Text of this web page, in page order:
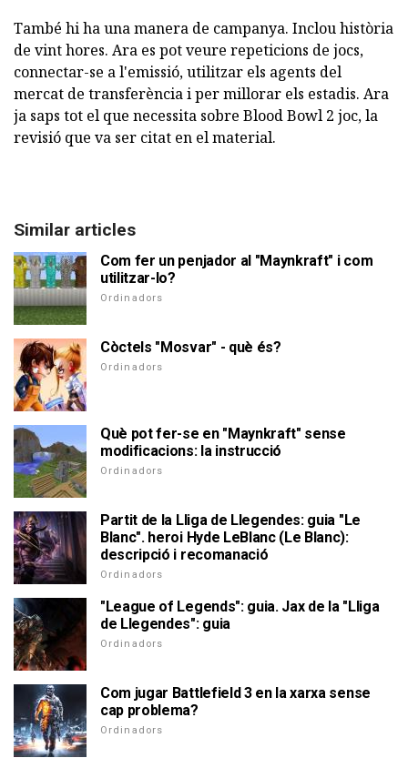
També hi ha una manera de campanya. Inclou història
de vint hores. Ara es pot veure repeticions de jocs,
connectar-se a l'emissió, utilitzar els agents del
mercat de transferència i per millorar els estadis. Ara
ja saps tot el que necessita sobre Blood Bowl 2 joc, la
revisió que va ser citat en el material.
Similar articles
Com fer un penjador al "Maynkraft" i com
utilitzar-lo?
Ordinadors
Còctels "Mosvar" - què és?
Ordinadors
Què pot fer-se en "Maynkraft" sense
modificacions: la instrucció
Ordinadors
Partit de la Lliga de Llegendes: guia "Le
Blanc". heroi Hyde LeBlanc (Le Blanc):
descripció i recomanació
Ordinadors
"League of Legends": guia. Jax de la "Lliga
de Llegendes": guia
Ordinadors
Com jugar Battlefield 3 en la xarxa sense
cap problema?
Ordinadors